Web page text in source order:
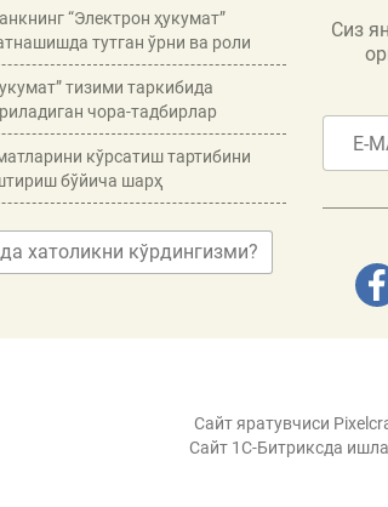
“Электрон ҳукумат”
тутган ўрни ва роли
тизими таркибида
чора-тадбирлар
кўрсатиш тартибини
бўйича шарҳ
хатоликни кўрдингизми?
Сиз
Сайт яратувчиси
Сайт 1C-Битриксда